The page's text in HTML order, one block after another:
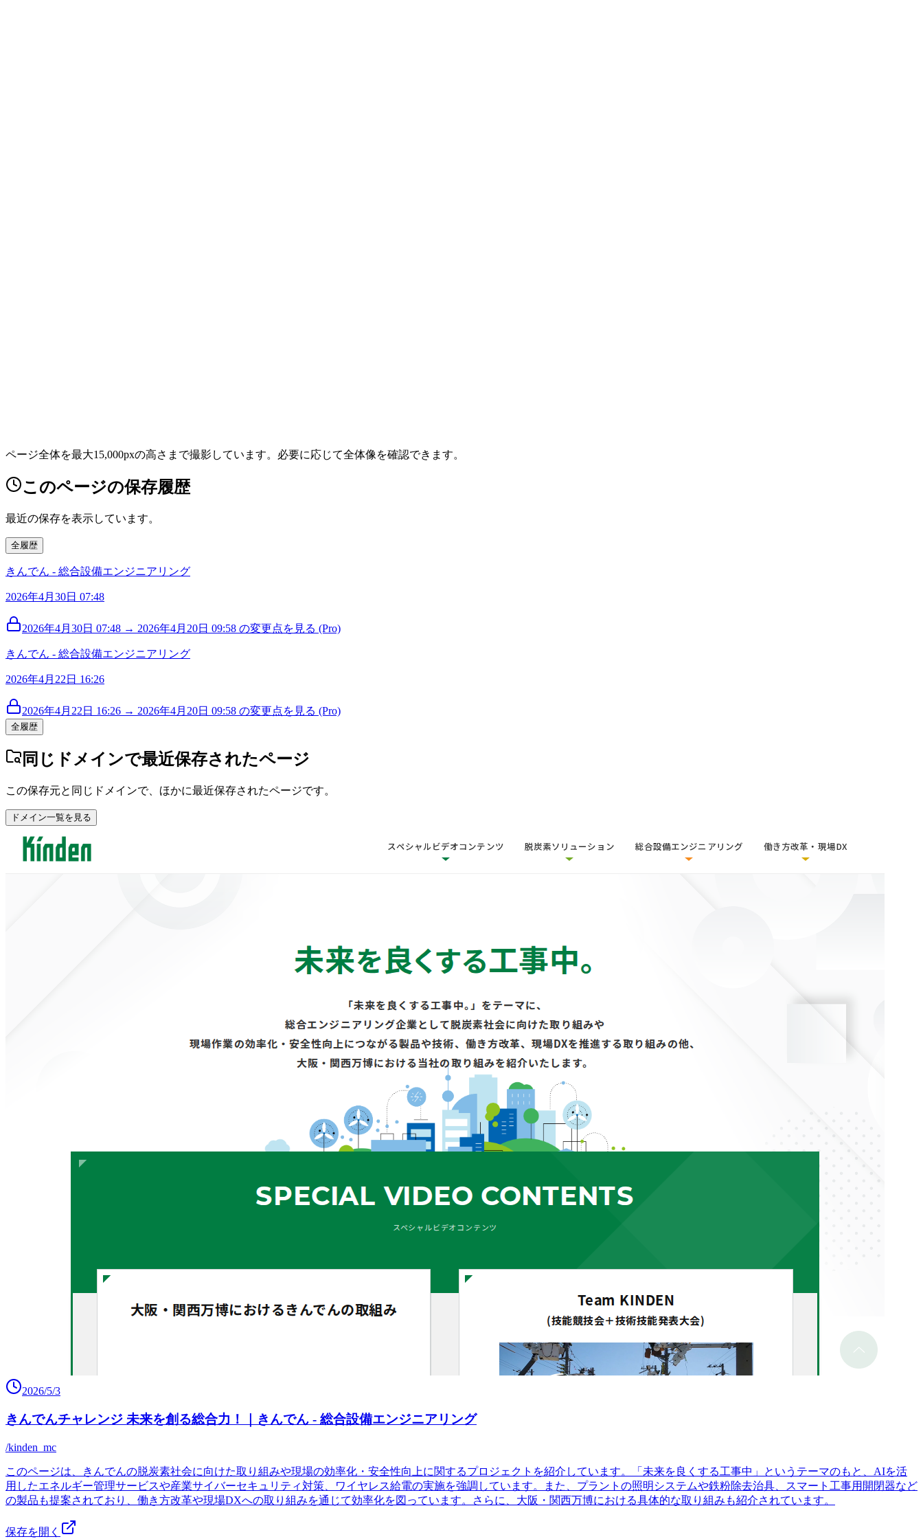
ページ全体を最大15,000pxの高さまで撮影しています。必要に応じて全体像を確認できます。
このページの保存履歴
最近の保存を表示しています。
全履歴
きんでん - 総合設備エンジニアリング
2026年4月30日 07:48
2026年4月30日 07:48 → 2026年4月20日 09:58 の変更点を見る (Pro)
きんでん - 総合設備エンジニアリング
2026年4月22日 16:26
2026年4月22日 16:26 → 2026年4月20日 09:58 の変更点を見る (Pro)
全履歴
同じドメインで最近保存されたページ
この保存元と同じドメインで、ほかに最近保存されたページです。
ドメイン一覧を見る
2026/5/3
きんでんチャレンジ 未来を創る総合力！｜きんでん - 総合設備エンジニアリング
/kinden_mc
このページは、きんでんの脱炭素社会に向けた取り組みや現場の効率化・安全性向上に関するプロジェクトを紹介しています。「未来を良くする工事中」というテーマのもと、AIを活
用したエネルギー管理サービスや産業サイバーセキュリティ対策、ワイヤレス給電の実施を強調しています。また、プラントの照明システムや鉄粉除去治具、スマート工事用開閉器など
の製品も提案されており、働き方改革や現場DXへの取り組みを通じて効率化を図っています。さらに、大阪・関西万博における具体的な取り組みも紹介されています。
保存を開く